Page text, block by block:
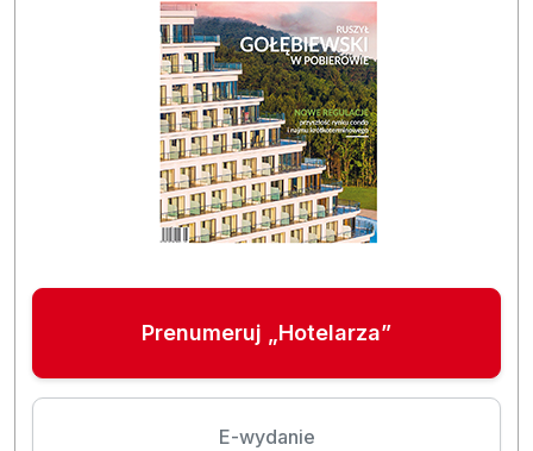
Prenumeruj „Hotelarza”
E-wydanie